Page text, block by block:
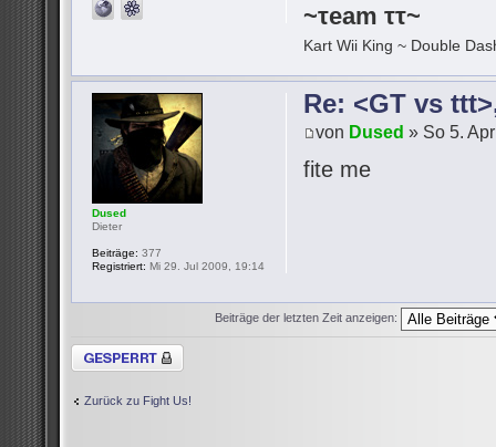
~τeam ττ~
Kart Wii King ~ Double
Re: <GT vs
von Dused » So 5.
fite me
Dused
Dieter
Beiträge: 377
Registriert: Mi 29. Jul 2009, 19:14
Beiträge der letzten Zeit anzeigen:
Thema gesperrt
Zurück zu Fight Us!